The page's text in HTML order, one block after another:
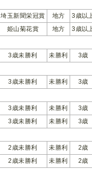
埼玉新聞栄冠賞 地方 3歳以
姫山菊花賞 地方 3歳以
3歳未勝利 未勝利 3歳
3歳未勝利 未勝利 3歳
3歳未勝利 未勝利 3歳
3歳未勝利 未勝利 3歳
2歳未勝利 未勝利 2歳
2歳未勝利 未勝利 2歳